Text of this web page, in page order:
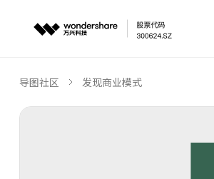
导图社区 发现商业模式